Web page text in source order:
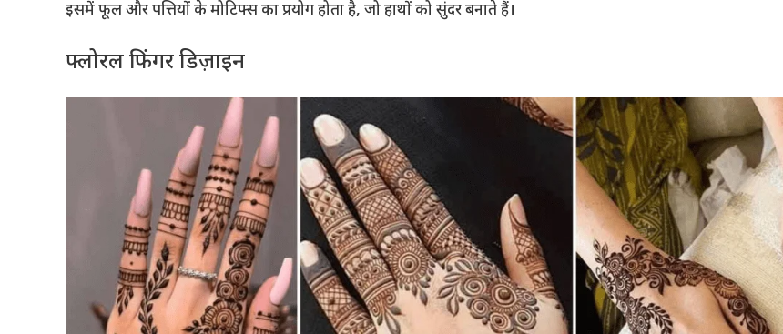
इसमें फूल और पत्तियों के मोटिफ्स का प्रयोग होता है, जो हाथों को सुंदर बनाते हैं।
फ्लोरल फिंगर डिज़ाइन